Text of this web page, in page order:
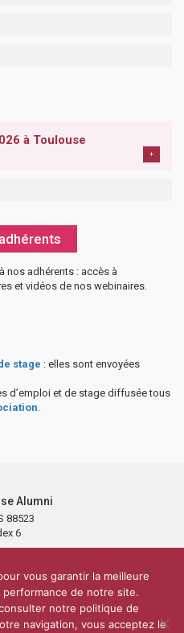
à Toulouse
+
nos adhérents : accès à
et vidéos de nos webinaires.
stage : elles sont envoyées
d’emploi et de stage diffusée tous
.
Alumni
88523
6
Réseaux sociaux
Po Toulouse
10 000 diplômés
de confidentialité Plan du site
vous garantir la meilleure
de notre site.
notre politique de
navigation, vous acceptez le